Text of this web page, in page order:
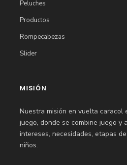
Peluches
Productos
Rompecabezas
Slider
MISIÓN
Nuestra misión en vuelta caracol
juego, donde se combine juego y
intereses, necesidades, etapas
niños.